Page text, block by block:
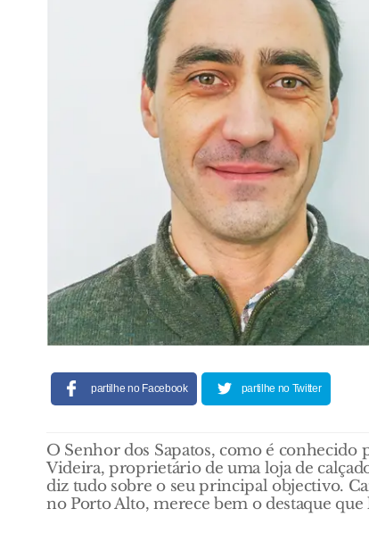
partilhe no Facebook partilhe no Twitter
O Senhor dos Sapatos, como é
Videira, proprietário de uma loja de
diz tudo sobre o seu principal objectivo.
no Porto Alto, merece bem o destaque